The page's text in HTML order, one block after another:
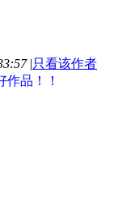
|只看该作者
作品！！